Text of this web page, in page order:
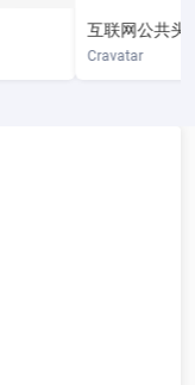
互联网公共头像
Cravatar